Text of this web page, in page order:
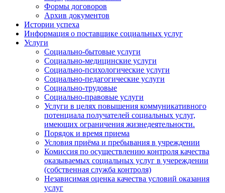
Формы договоров
Архив документов
Истории успеха
Информация о поставщике социальных услуг
Услуги
Социально-бытовые услуги
Социально-медицинские услуги
Социально-психологические услуги
Социально-педагогические услуги
Социально-трудовые
Социально-правовые услуги
Услуги в целях повышения коммуникативного
потенциала получателей социальных услуг,
имеющих ограничения жизнедеятельности.
Порядок и время приема
Условия приёма и пребывания в учреждении
Комиссия по осуществлению контроля качества
оказываемых социальных услуг в учереждении
(собственная служба контроля)
Независимая оценка качества условий оказания
услуг